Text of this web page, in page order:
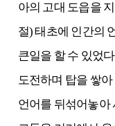
아의 고대 도읍을
절) 태초에 인간의
큰일을 할 수 있었
도전하며 탑을 쌓
언어를 뒤섞어놓아